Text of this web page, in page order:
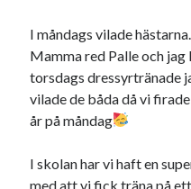
I måndags vilade
Mamma red Palle och jag
torsdags dressyrtränade
vilade de båda då vi
år på måndag
I skolan har vi haft en
med att vi fick träna på